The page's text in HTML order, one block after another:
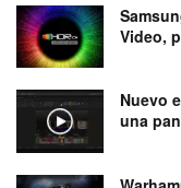
Video,
Nuevo
una